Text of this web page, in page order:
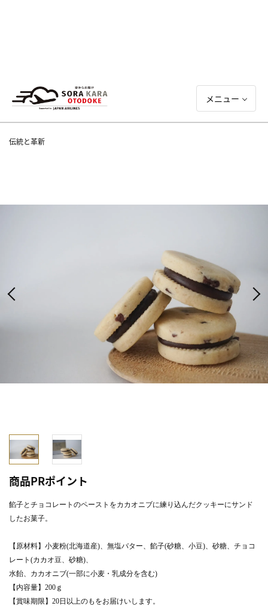
メニュー
伝統と革新
商品PRポイント
餡子とチョコレートのペーストをカカオニブに練り込んだクッキーにサンド
したお菓子。
【原材料】小麦粉(北海道産)、無塩バター、餡子(砂糖、小豆)、砂糖、チョコ
レート(カカオ豆、砂糖)、
水飴、カカオニブ(一部に小麦・乳成分を含む)
【内容量】200ｇ
【賞味期限】20日以上のもをお届けいします。